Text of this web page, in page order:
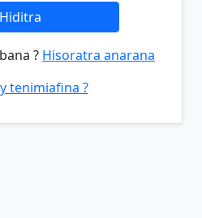
Hiditra
? Hisoratra anarana
tenimiafina ?